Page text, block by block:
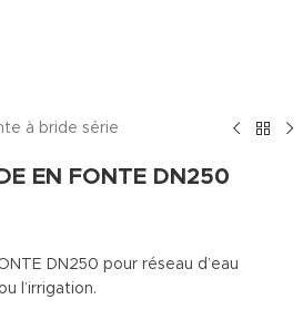
à bride série
EN FONTE DN250
DN250 pour réseau d’eau
l’irrigation.